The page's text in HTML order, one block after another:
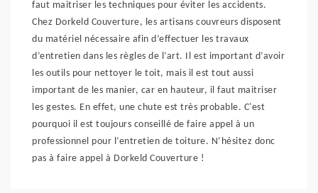
faut maitriser les techniques pour éviter les accidents.
Chez Dorkeld Couverture, les artisans couvreurs disposent
du matériel nécessaire afin d’effectuer les travaux
d’entretien dans les règles de l’art. Il est important d’avoir
les outils pour nettoyer le toit, mais il est tout aussi
important de les manier, car en hauteur, il faut maitriser
les gestes. En effet, une chute est très probable. C'est
pourquoi il est toujours conseillé de faire appel à un
professionnel pour l’entretien de toiture. N’hésitez donc
pas à faire appel à Dorkeld Couverture !